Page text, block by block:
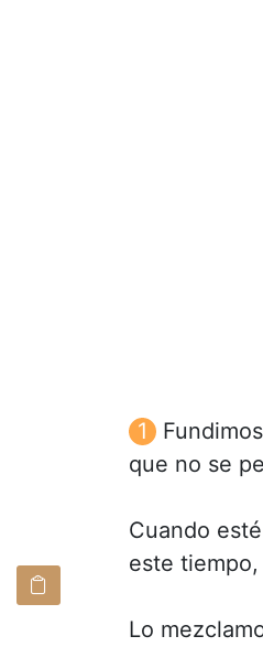
que no se
Cuando
este
Lo